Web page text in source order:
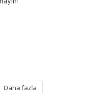
Daha fazla